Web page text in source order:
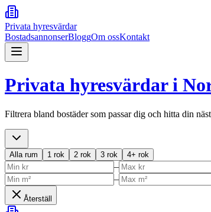
Privata hyresvärdar
BostadsannonserBloggOm ossKontakt
Privata hyresvärdar i
Filtrera bland bostäder som passar dig och hitta din
Alla rum 1 rok 2 rok 3 rok 4+ rok
–
–
Återställ